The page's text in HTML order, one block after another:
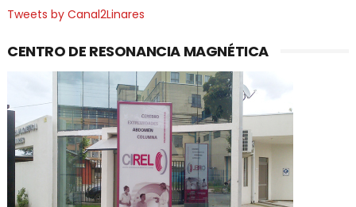
Tweets by Canal2Linares
CENTRO DE RESONANCIA MAGNÉTICA